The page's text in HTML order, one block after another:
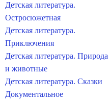
Детская литература.
Остросюжетная
Детская литература.
Приключения
Детская литература. Природа
и животные
Детская литература. Сказки
Документальное